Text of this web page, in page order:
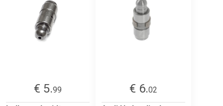
€ 5.99
€ 6.02